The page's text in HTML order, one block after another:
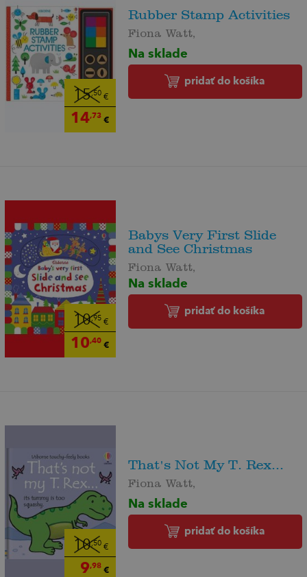
15,50€
14,73€
Rubber Stamp Activities
Fiona Watt,
Na sklade
pridať do košíka
10,95€
10,40€
Babys Very First Slide
and See Christmas
Fiona Watt,
Na sklade
pridať do košíka
10,50€
9,98€
That's Not My T. Rex...
Fiona Watt,
Na sklade
pridať do košíka